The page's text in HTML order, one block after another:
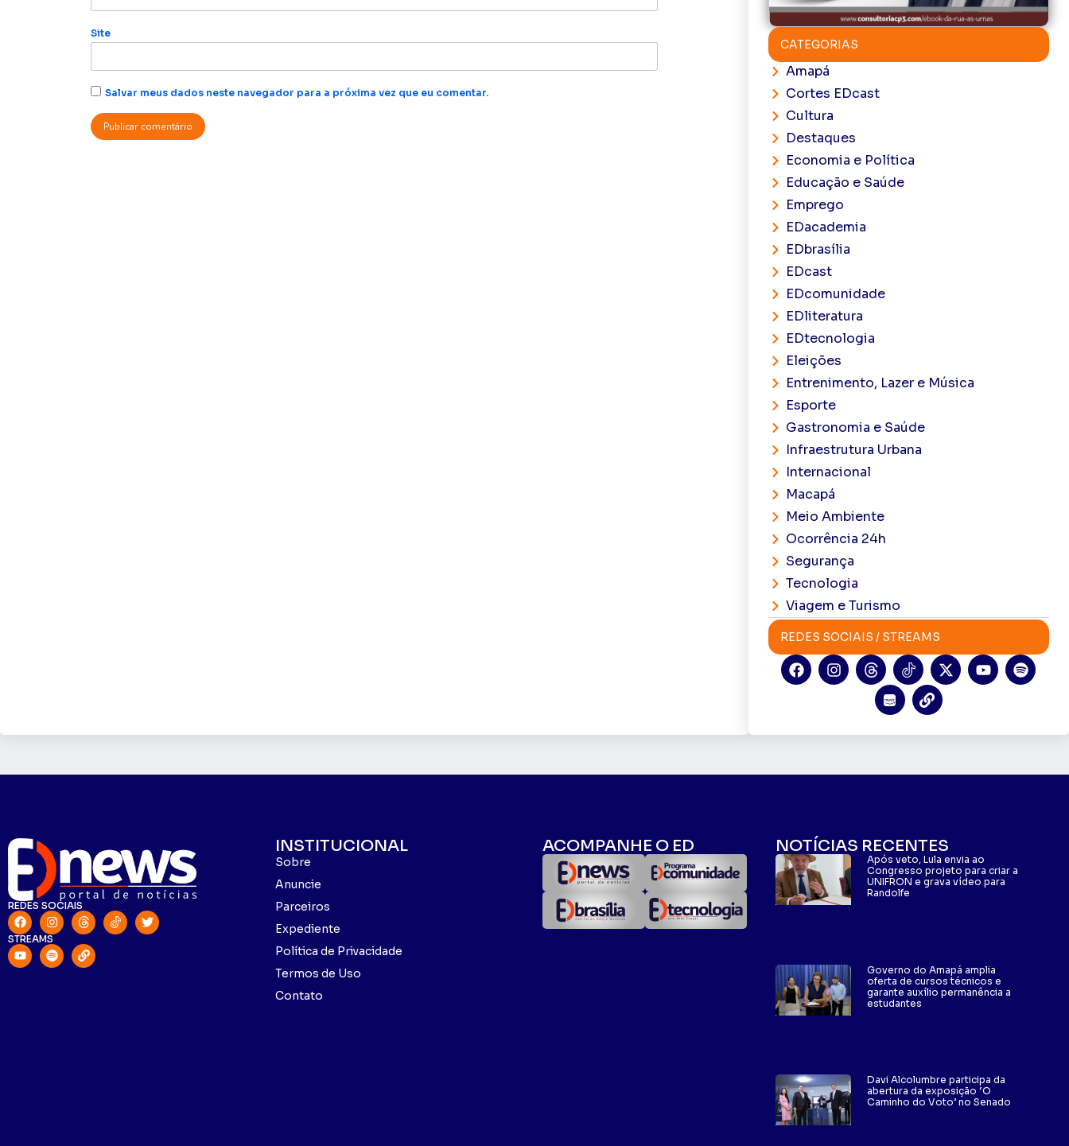
Site
Salvar meus dados neste navegador para a próxima vez que eu comentar.
CATEGORIAS
Amapá
Cortes EDcast
Cultura
Destaques
Economia e Política
Educação e Saúde
Emprego
EDacademia
EDbrasília
EDcast
EDcomunidade
EDliteratura
EDtecnologia
Eleições
Entrenimento, Lazer e Música
Esporte
Gastronomia e Saúde
Infraestrutura Urbana
Internacional
Macapá
Meio Ambiente
Ocorrência 24h
Segurança
Tecnologia
Viagem e Turismo
REDES SOCIAIS / STREAMS
REDES SOCIAIS
STREAMS
INSTITUCIONAL
Sobre
Anuncie
Parceiros
Expediente
Política de Privacidade
Termos de Uso
Contato
ACOMPANHE O ED NOTÍCIAS RECENTES
Após veto, Lula envia ao
Congresso projeto para criar a
UNIFRON e grava vídeo para
Randolfe
Governo do Amapá amplia
oferta de cursos técnicos e
garante auxílio permanência a
estudantes
Davi Alcolumbre participa da
abertura da exposição ‘O
Caminho do Voto’ no Senado